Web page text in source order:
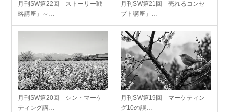
月刊SW第22回「ストーリー戦
略講座」～…
月刊SW第21回「売れるコンセ
プト講座」…
月刊SW第20回「シン・マーケ
ティング講…
月刊SW第19回「マーケティン
グ10の誤…